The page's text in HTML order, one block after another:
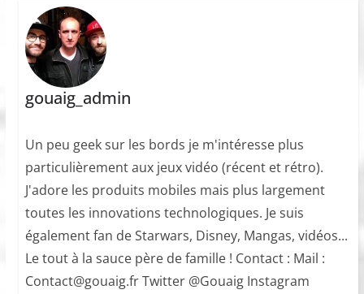
gouaig_admin
Un peu geek sur les bords je m'intéresse plus
particulièrement aux jeux vidéo (récent et rétro).
J'adore les produits mobiles mais plus largement
toutes les innovations technologiques. Je suis
également fan de Starwars, Disney, Mangas, vidéos...
Le tout à la sauce père de famille ! Contact : Mail :
Contact@gouaig.fr Twitter @Gouaig Instagram